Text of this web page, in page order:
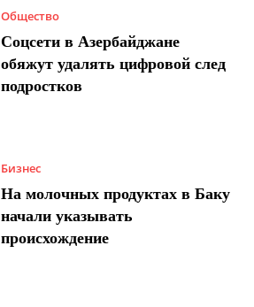
Общество
Соцсети в Азербайджане
обяжут удалять цифровой след
подростков
Бизнес
На молочных продуктах в Баку
начали указывать
происхождение